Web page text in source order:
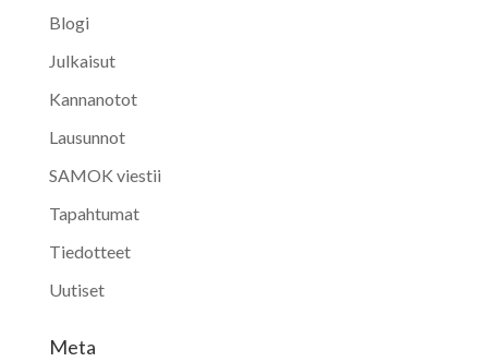
Blogi
Julkaisut
Kannanotot
Lausunnot
SAMOK viestii
Tapahtumat
Tiedotteet
Uutiset
Meta